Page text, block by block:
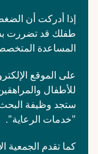
إذا أدركت أن
طفلك قد تضررت
المساعدة
على الموقع
للأطفال
ستجد وظيفة
"خدمات الرعاية".
كما تقدم الجمعية